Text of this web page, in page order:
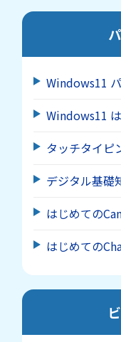
Windows11
Windows11
タッチタイピ
デジタル基礎
はじめての
はじめての